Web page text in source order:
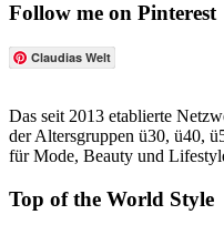
Follow me on Pinterest
Claudias Welt
Das seit 2013 etablierte
der Altersgruppen ü30, ü40,
für Mode, Beauty und
Top of the World Style